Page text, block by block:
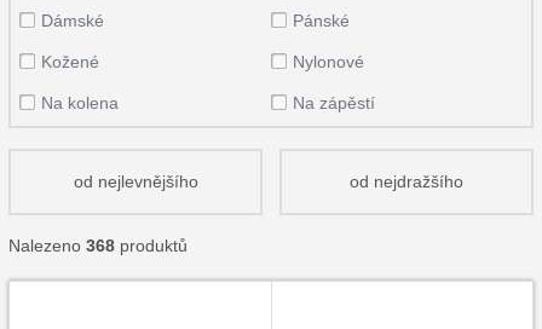
Dámské Pánské
Kožené Nylonové
Na kolena Na zápěstí
od nejlevnějšího od nejdražšího
Nalezeno 368 produktů